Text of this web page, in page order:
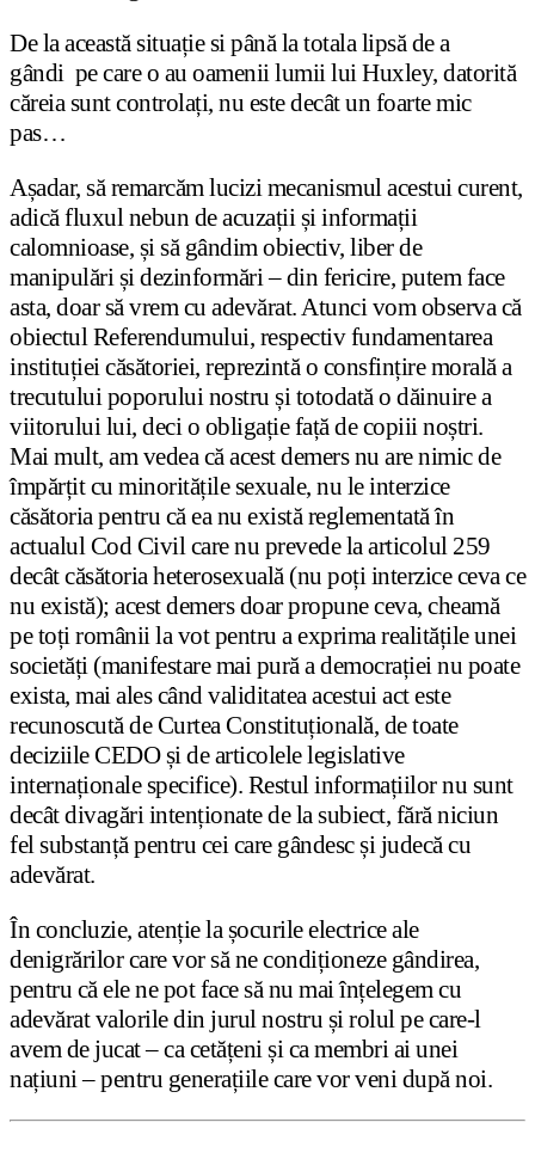
De la această situație si până la totala lipsă de a
gândi pe care o au oamenii lumii lui Huxley, datorită
căreia sunt controlați, nu este decât un foarte mic
pas…
Așadar, să remarcăm lucizi mecanismul acestui curent,
adică fluxul nebun de acuzații și informații
calomnioase, și să gândim obiectiv, liber de
manipulări și dezinformări – din fericire, putem face
asta, doar să vrem cu adevărat. Atunci vom observa că
obiectul Referendumului, respectiv fundamentarea
instituției căsătoriei, reprezintă o consfințire morală a
trecutului poporului nostru și totodată o dăinuire a
viitorului lui, deci o obligație față de copiii noștri.
Mai mult, am vedea că acest demers nu are nimic de
împărțit cu minoritățile sexuale, nu le interzice
căsătoria pentru că ea nu există reglementată în
actualul Cod Civil care nu prevede la articolul 259
decât căsătoria heterosexuală (nu poți interzice ceva ce
nu există); acest demers doar propune ceva, cheamă
pe toți românii la vot pentru a exprima realitățile unei
societăți (manifestare mai pură a democrației nu poate
exista, mai ales când validitatea acestui act este
recunoscută de Curtea Constituțională, de toate
deciziile CEDO și de articolele legislative
internaționale specifice). Restul informațiilor nu sunt
decât divagări intenționate de la subiect, fără niciun
fel substanță pentru cei care gândesc și judecă cu
adevărat.
În concluzie, atenție la șocurile electrice ale
denigrărilor care vor să ne condiționeze gândirea,
pentru că ele ne pot face să nu mai înțelegem cu
adevărat valorile din jurul nostru și rolul pe care-l
avem de jucat – ca cetățeni și ca membri ai unei
națiuni – pentru generațiile care vor veni după noi.